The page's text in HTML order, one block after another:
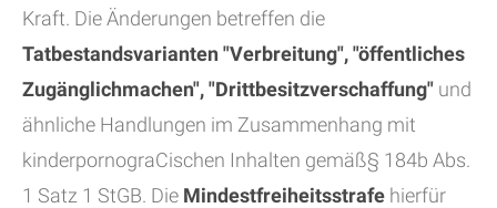
Kraft. Die Änderungen betreffen die
Tatbestandsvarianten "Verbreitung", "öffentliches
Zugänglichmachen", "Drittbesitzverschaffung" und
ähnliche Handlungen im Zusammenhang mit
kinderpornograCischen Inhalten gemäß§ 184b Abs.
1 Satz 1 StGB. Die Mindestfreiheitsstrafe hierfür